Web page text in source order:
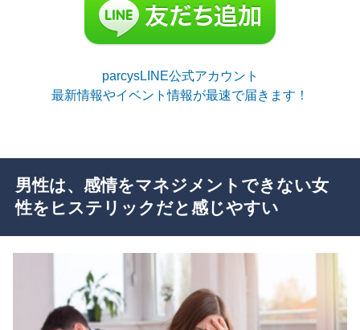
parcysLINE公式アカウント
最新情報やイベント情報が最速で届きます！
男性は、感情をマネジメントできない女
性をヒステリックだと感じやすい